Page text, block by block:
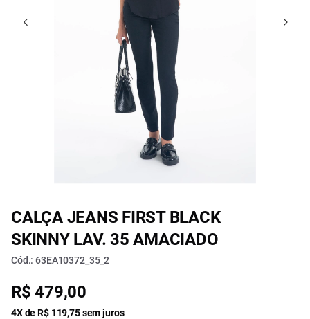
CALÇA JEANS FIRST BLACK
SKINNY LAV. 35 AMACIADO
Cód.: 63EA10372_35_2
R$ 479,00
4X de R$ 119,75 sem juros